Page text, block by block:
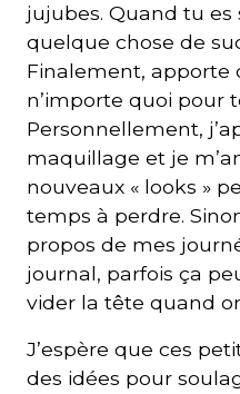
jujubes. Quand tu
quelque chose de
Finalement, apporte
n’importe quoi pour
Personnellement,
maquillage et je
nouveaux « looks »
temps à perdre.
propos de mes
journal, parfois ça
vider la tête quand
J’espère que ces
des idées pour